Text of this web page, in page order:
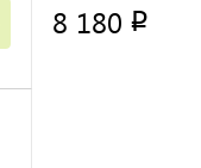
8 180 p